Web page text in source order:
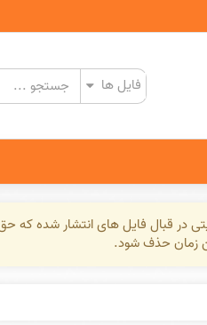
در قبال فایل های انتشار شده که
زمان حذف شود.